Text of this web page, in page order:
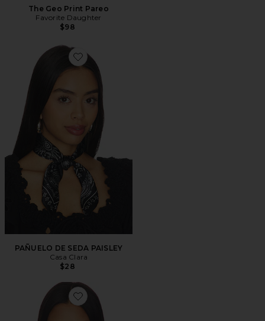
The Geo Print Pareo
Favorite Daughter
$98
Favorite PAÑUELO DE SEDA PAISLEY
PAÑUELO DE SEDA PAISLEY
Casa Clara
$28
Favorite PAÑUELO SOPHIA